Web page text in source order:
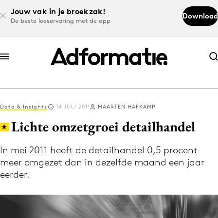
Jouw vak in je broekzak!
De beste leeservaring met de app
Download
Abonneer nu
Abonneer nu
Log in
Download de app
Volg het laatste nieuws via de Adformatie
Data & Insights 14 JULI 2011 MAARTEN HAFKAMP
Lichte omzetgroei detailhandel
In mei 2011 heeft de detailhandel 0,5 procent
meer omgezet dan in dezelfde maand een jaar
eerder.